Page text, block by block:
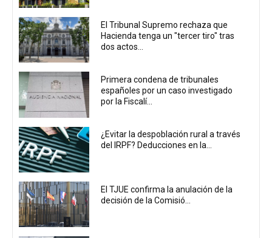
El Tribunal Supremo rechaza que
Hacienda tenga un "tercer tiro" tras
dos actos...
Primera condena de tribunales
españoles por un caso investigado
por la Fiscalí...
¿Evitar la despoblación rural a través
del IRPF? Deducciones en la...
El TJUE confirma la anulación de la
decisión de la Comisió...